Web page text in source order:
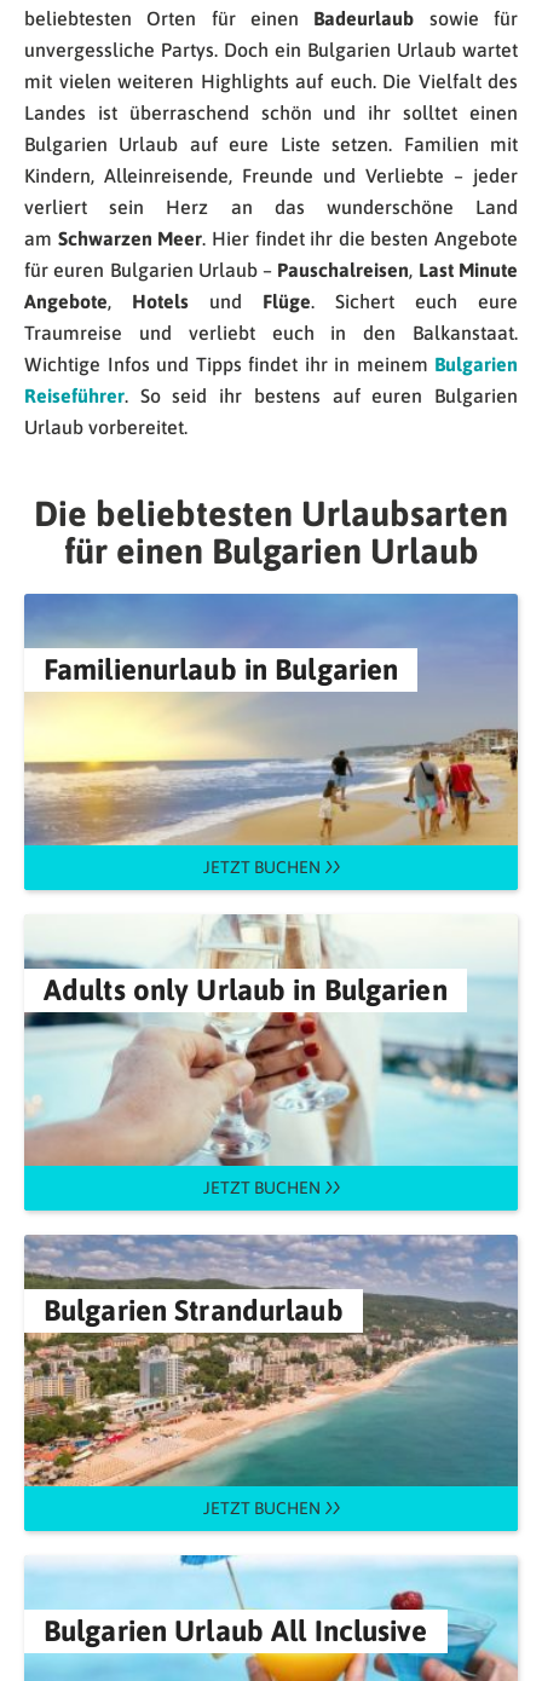
beliebtesten Orten für einen Badeurlaub sowie für
unvergessliche Partys. Doch ein Bulgarien Urlaub wartet
mit vielen weiteren Highlights auf euch. Die Vielfalt des
Landes ist überraschend schön und ihr solltet einen
Bulgarien Urlaub auf eure Liste setzen. Familien mit
Kindern, Alleinreisende, Freunde und Verliebte – jeder
verliert sein Herz an das wunderschöne Land
am Schwarzen Meer. Hier findet ihr die besten Angebote
für euren Bulgarien Urlaub – Pauschalreisen, Last Minute
Angebote, Hotels und Flüge. Sichert euch eure
Traumreise und verliebt euch in den Balkanstaat.
Wichtige Infos und Tipps findet ihr in meinem Bulgarien
Reiseführer. So seid ihr bestens auf euren Bulgarien
Urlaub vorbereitet.
Die beliebtesten Urlaubsarten
für einen Bulgarien Urlaub
Familienurlaub in Bulgarien
JETZT BUCHEN
Adults only Urlaub in Bulgarien
JETZT BUCHEN
Bulgarien Strandurlaub
JETZT BUCHEN
Bulgarien Urlaub All Inclusive